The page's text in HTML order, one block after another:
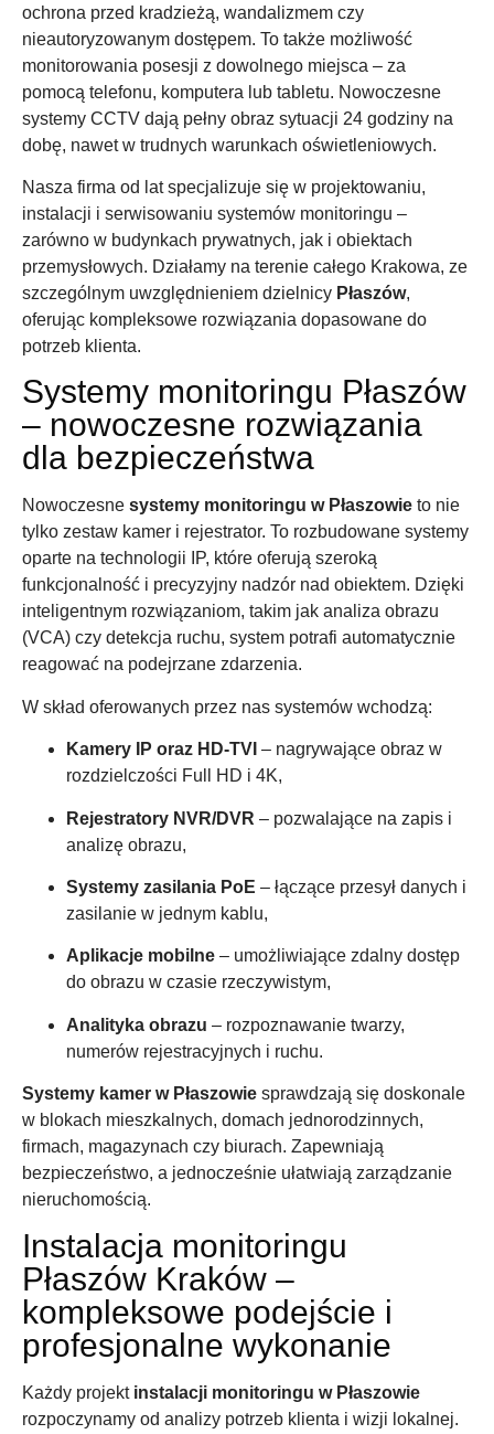
ochrona przed kradzieżą, wandalizmem czy
nieautoryzowanym dostępem. To także możliwość
monitorowania posesji z dowolnego miejsca – za
pomocą telefonu, komputera lub tabletu. Nowoczesne
systemy CCTV dają pełny obraz sytuacji 24 godziny na
dobę, nawet w trudnych warunkach oświetleniowych.
Nasza firma od lat specjalizuje się w projektowaniu,
instalacji i serwisowaniu systemów monitoringu –
zarówno w budynkach prywatnych, jak i obiektach
przemysłowych. Działamy na terenie całego Krakowa, ze
szczególnym uwzględnieniem dzielnicy Płaszów,
oferując kompleksowe rozwiązania dopasowane do
potrzeb klienta.
Systemy monitoringu Płaszów
– nowoczesne rozwiązania
dla bezpieczeństwa
Nowoczesne systemy monitoringu w Płaszowie to nie
tylko zestaw kamer i rejestrator. To rozbudowane systemy
oparte na technologii IP, które oferują szeroką
funkcjonalność i precyzyjny nadzór nad obiektem. Dzięki
inteligentnym rozwiązaniom, takim jak analiza obrazu
(VCA) czy detekcja ruchu, system potrafi automatycznie
reagować na podejrzane zdarzenia.
W skład oferowanych przez nas systemów wchodzą:
Kamery IP oraz HD-TVI – nagrywające obraz w
rozdzielczości Full HD i 4K,
Rejestratory NVR/DVR – pozwalające na zapis i
analizę obrazu,
Systemy zasilania PoE – łączące przesył danych i
zasilanie w jednym kablu,
Aplikacje mobilne – umożliwiające zdalny dostęp
do obrazu w czasie rzeczywistym,
Analityka obrazu – rozpoznawanie twarzy,
numerów rejestracyjnych i ruchu.
Systemy kamer w Płaszowie sprawdzają się doskonale
w blokach mieszkalnych, domach jednorodzinnych,
firmach, magazynach czy biurach. Zapewniają
bezpieczeństwo, a jednocześnie ułatwiają zarządzanie
nieruchomością.
Instalacja monitoringu
Płaszów Kraków –
kompleksowe podejście i
profesjonalne wykonanie
Każdy projekt instalacji monitoringu w Płaszowie
rozpoczynamy od analizy potrzeb klienta i wizji lokalnej.